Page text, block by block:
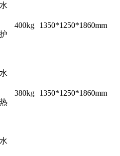
400kg 1350*1250*1860mm
380kg 1350*1250*1860mm